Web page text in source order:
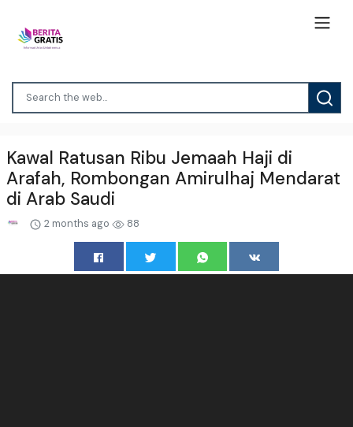
Kawal Ratusan Ribu Jemaah Haji di
Arafah, Rombongan Amirulhaj Mendarat
di Arab Saudi
2 months ago 88